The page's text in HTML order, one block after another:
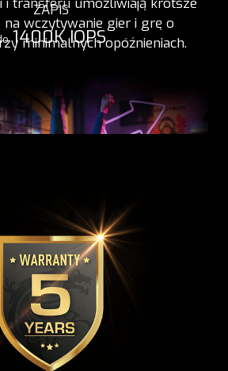
na wczytywanie gier i grę o
minimalnych opóźnieniach.
ZAPIS
1400K IOPS